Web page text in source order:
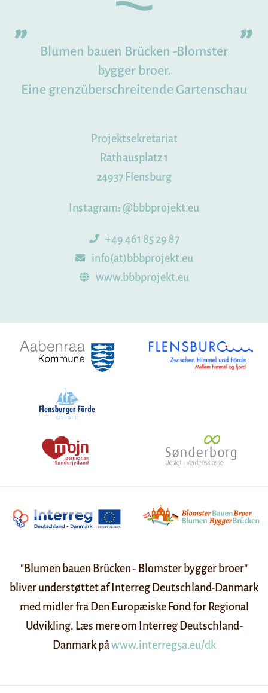
Blumen bauen Brücken -Blomster
bygger broer.
Eine grenzüberschreitende Gartenschau
Projektsekretariat
Rathausplatz 1
24937 Flensburg
Instagram: @bbbprojekt.eu
+49 461 85 29 87
info(at)bbbprojekt.eu
www.bbbprojekt.eu
"Blumen bauen Brücken - Blomster bygger broer"
bliver understøttet af Interreg Deutschland-Danmark
med midler fra Den Europæiske Fond for Regional
Udvikling. Læs mere om Interreg Deutschland-
Danmark påwww.interreg5a.eu/dk